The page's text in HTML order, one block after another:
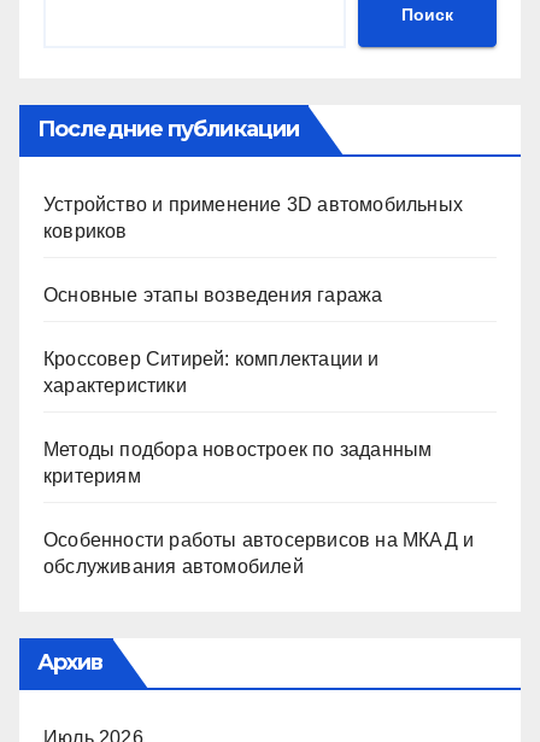
Поиск
Последние публикации
Устройство и применение 3D автомобильных
ковриков
Основные этапы возведения гаража
Кроссовер Ситирей: комплектации и
характеристики
Методы подбора новостроек по заданным
критериям
Особенности работы автосервисов на МКАД и
обслуживания автомобилей
Архив
Июль 2026